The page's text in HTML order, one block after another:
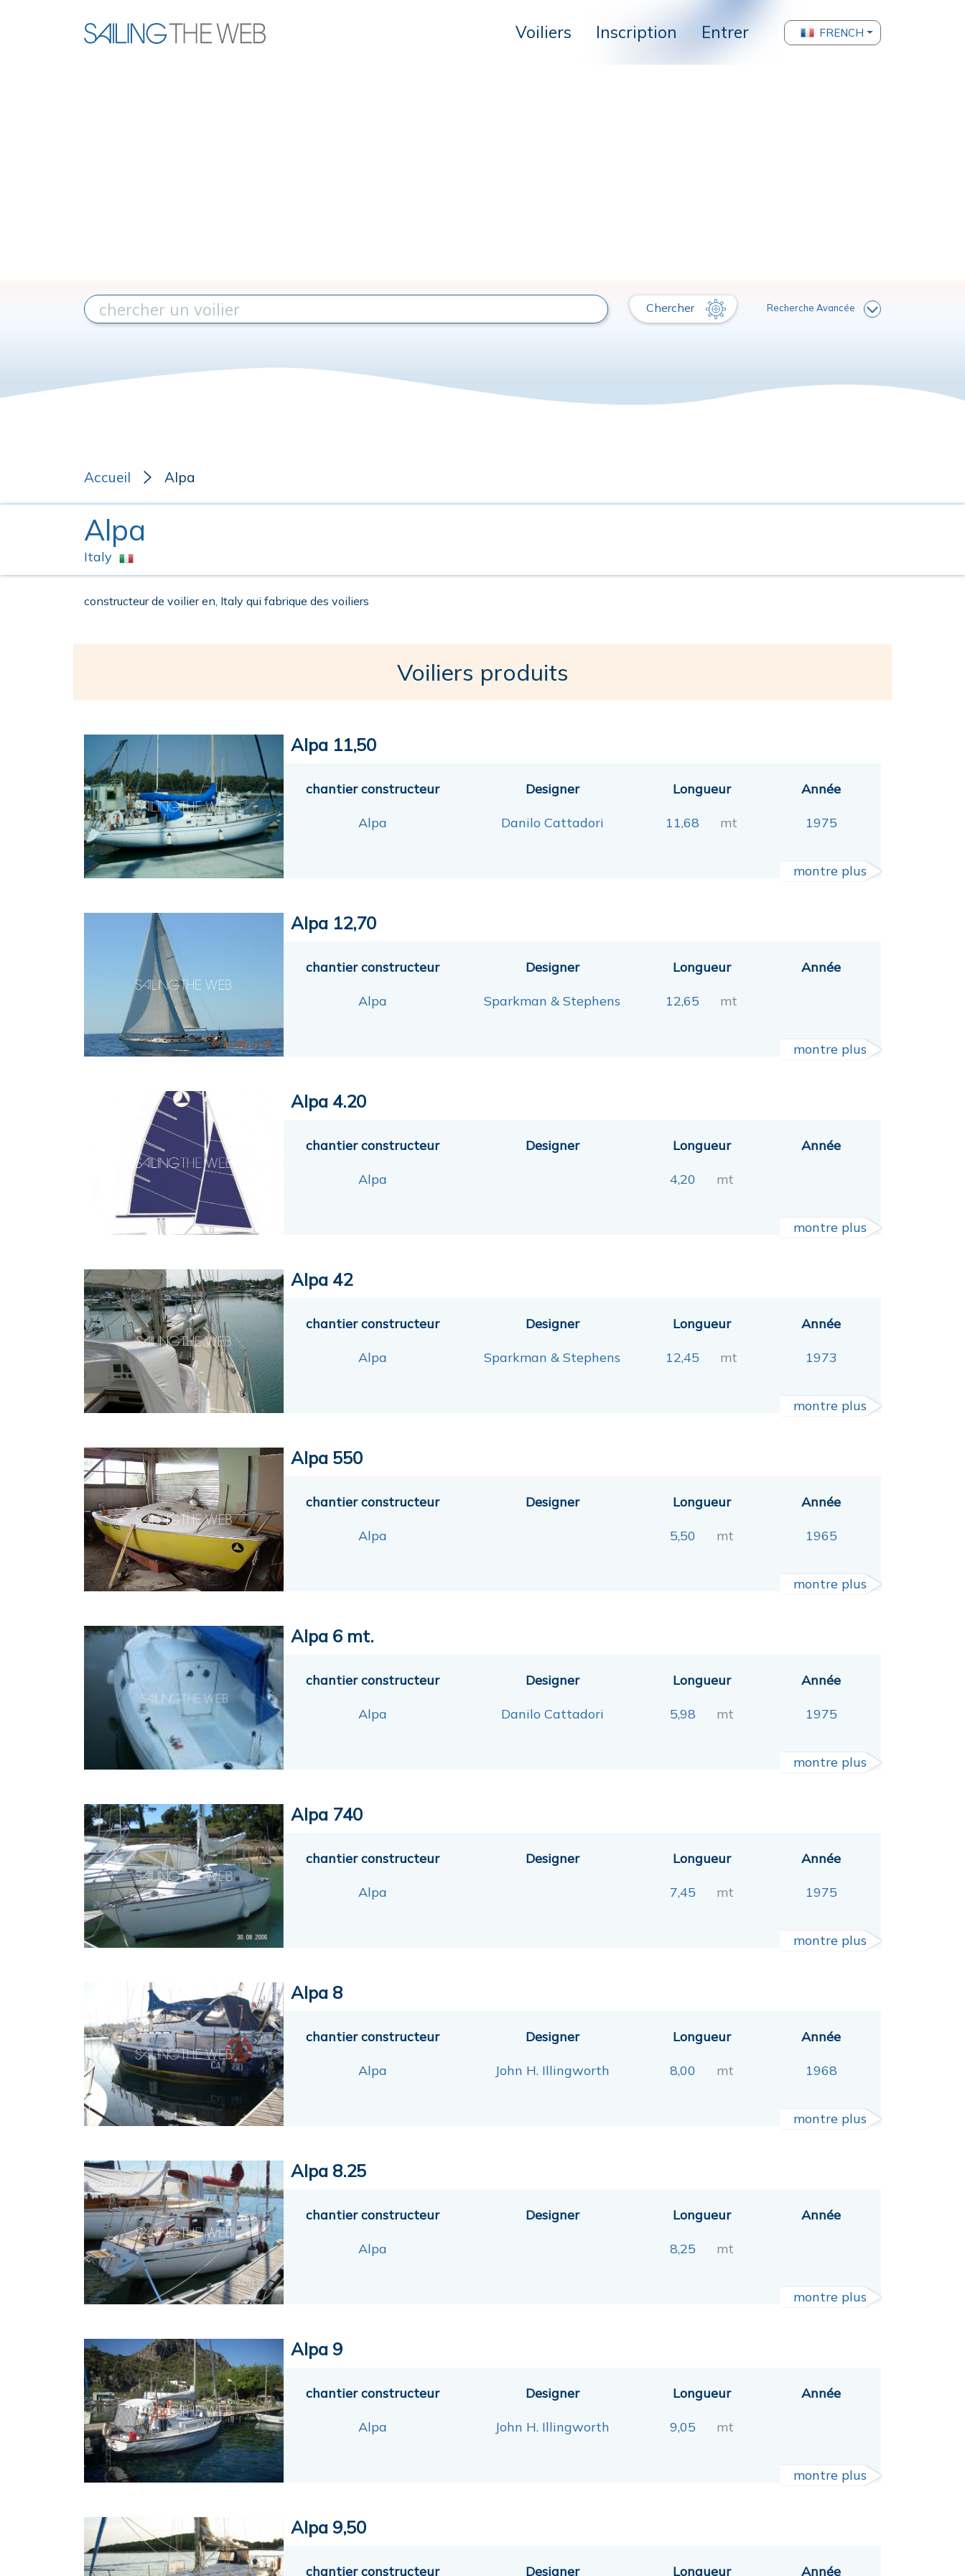
Voiliers Inscription Entrer FRENCH
Chercher Recherche Avancée
Accueil Alpa
Alpa
Italy
constructeur de voilier en, Italy qui fabrique des voiliers
Voiliers produits
Alpa 11,50
chantier constructeur
Alpa
Designer
Danilo Cattadori
Longueur
11,68 mt
Année
1975
montre plus
Alpa 12,70
chantier constructeur
Alpa
Designer
Sparkman & Stephens
Longueur
12,65 mt
Année
montre plus
Alpa 4.20
chantier constructeur
Alpa
Designer Longueur
4,20 mt
Année
montre plus
Alpa 42
chantier constructeur
Alpa
Designer
Sparkman & Stephens
Longueur
12,45 mt
Année
1973
montre plus
Alpa 550
chantier constructeur
Alpa
Designer Longueur
5,50 mt
Année
1965
montre plus
Alpa 6 mt.
chantier constructeur
Alpa
Designer
Danilo Cattadori
Longueur
5,98 mt
Année
1975
montre plus
Alpa 740
chantier constructeur
Alpa
Designer Longueur
7,45 mt
Année
1975
montre plus
Alpa 8
chantier constructeur
Alpa
Designer
John H. Illingworth
Longueur
8,00 mt
Année
1968
montre plus
Alpa 8.25
chantier constructeur
Alpa
Designer Longueur
8,25 mt
Année
montre plus
Alpa 9
chantier constructeur
Alpa
Designer
John H. Illingworth
Longueur
9,05 mt
Année
montre plus
Alpa 9,50
chantier constructeur Designer Longueur Année